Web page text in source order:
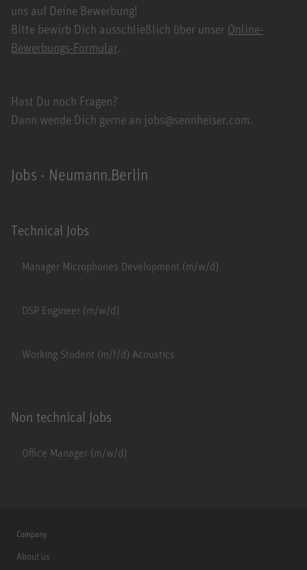
uns auf Deine Bewerbung!
Bitte bewirb Dich ausschließlich über unser Online-
Bewerbungs-Formular.
Hast Du noch Fragen?
Dann wende Dich gerne an jobs@sennheiser.com.
Jobs - Neumann.Berlin
Technical Jobs
Manager Microphones Development (m/w/d)
DSP Engineer (m/w/d)
Working Student (m/f/d) Acoustics
Non technical Jobs
Office Manager (m/w/d)
Company
About us